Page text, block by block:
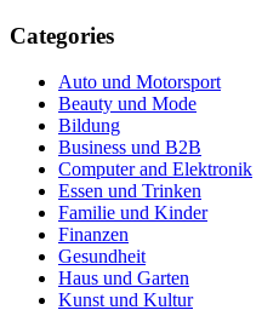
Categories
Auto und Motorsport
Beauty und Mode
Bildung
Business und B2B
Computer and Elektronik
Essen und Trinken
Familie und Kinder
Finanzen
Gesundheit
Haus und Garten
Kunst und Kultur